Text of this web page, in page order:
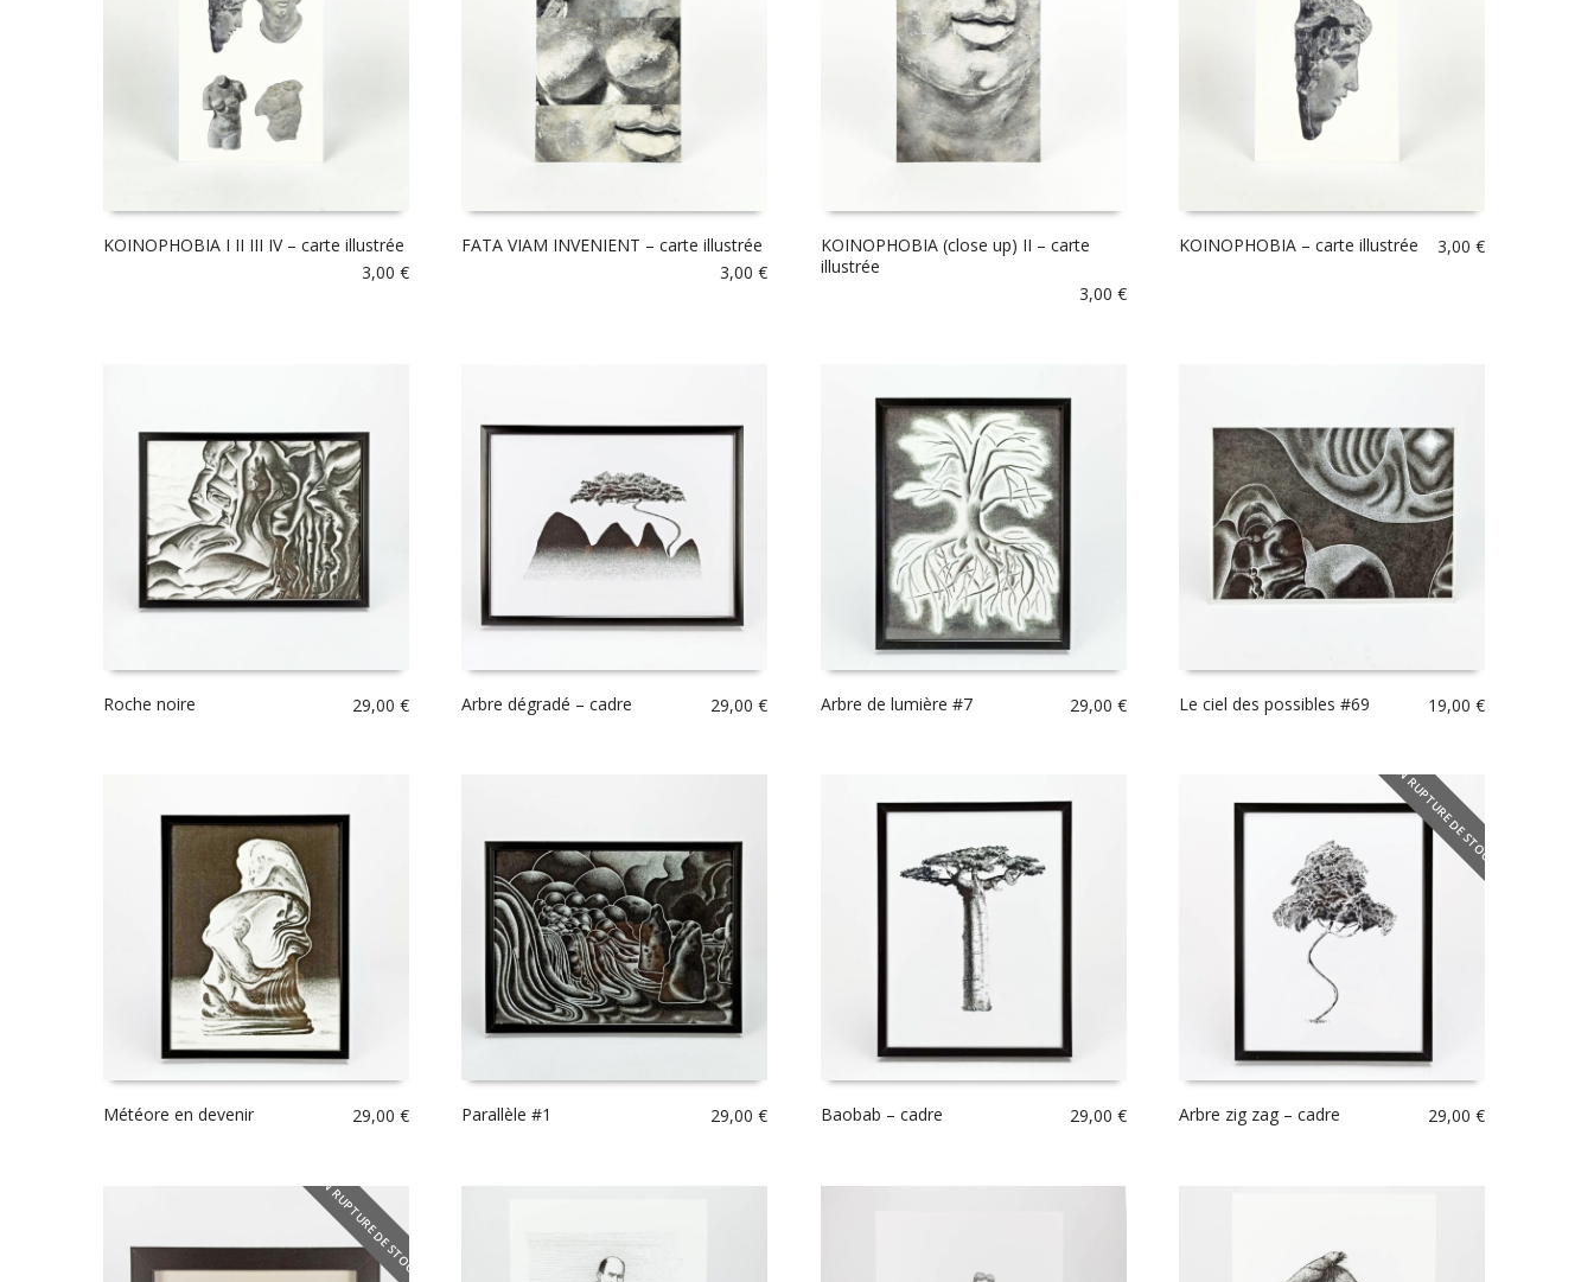
KOINOPHOBIA I II III IV – carte illustrée
3,00 €
FATA VIAM INVENIENT – carte illustrée
3,00€
KOINOPHOBIA (close up) II – carte
illustrée
3,00 €
KOINOPHOBIA – carte illustrée 3,00€
Roche noire 29,00 € Arbre dégradé – cadre 29,00€ Arbre de lumière #7 29,00 € Le ciel des possibles #69 19,00€
Météore en devenir 29,00 € Parallèle #1 29,00€ Baobab – cadre 29,00 €
EN RUPTURE DE STOCK
Arbre zig zag – cadre 29,00€
EN RUPTURE DE STOCK